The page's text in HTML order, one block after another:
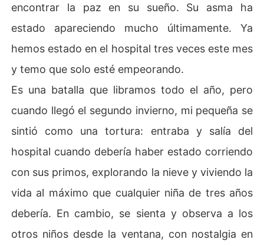
encontrar la paz en su sueño. Su asma ha
estado apareciendo mucho últimamente. Ya
hemos estado en el hospital tres veces este mes
y temo que solo esté empeorando.
Es una batalla que libramos todo el año, pero
cuando llegó el segundo invierno, mi pequeña se
sintió como una tortura: entraba y salía del
hospital cuando debería haber estado corriendo
con sus primos, explorando la nieve y viviendo la
vida al máximo que cualquier niña de tres años
debería. En cambio, se sienta y observa a los
otros niños desde la ventana, con nostalgia en